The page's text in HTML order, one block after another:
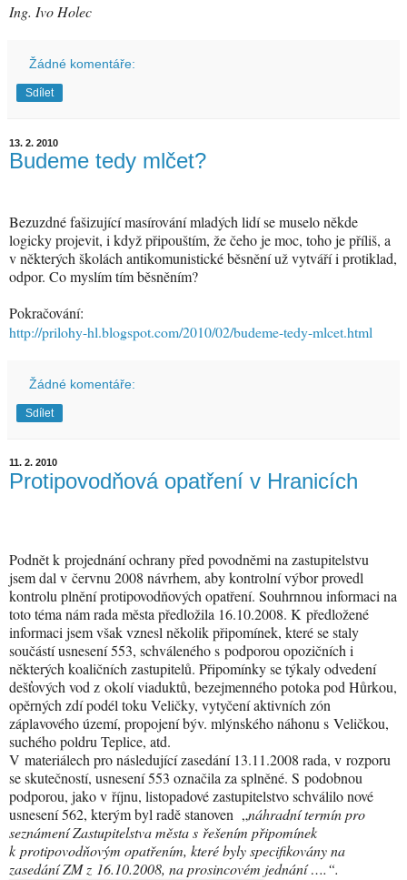
Ing. Ivo Holec
Žádné komentáře:
Sdílet
13. 2. 2010
Budeme tedy mlčet?
Bezuzdné fašizující masírování mladých lidí se muselo někde
logicky projevit, i když připouštím, že čeho je moc, toho je příliš, a
v některých školách antikomunistické běsnění už vytváří i protiklad,
odpor. Co myslím tím běsněním?
Pokračování:
http://prilohy-hl.blogspot.com/2010/02/budeme-tedy-mlcet.html
Žádné komentáře:
Sdílet
11. 2. 2010
Protipovodňová opatření v Hranicích
Podnět k projednání ochrany před povodněmi na zastupitelstvu
jsem dal v červnu 2008 návrhem, aby kontrolní výbor provedl
kontrolu plnění protipovodňových opatření. Souhrnnou informaci na
toto téma nám rada města předložila 16.10.2008. K předložené
informaci jsem však vznesl několik připomínek, které se staly
součástí usnesení 553, schváleného s podporou opozičních i
některých koaličních zastupitelů. Připomínky se týkaly odvedení
dešťových vod z okolí viaduktů, bezejmenného potoka pod Hůrkou,
opěrných zdí podél toku Veličky, vytyčení aktivních zón
záplavového území, propojení býv. mlýnského náhonu s Veličkou,
suchého poldru Teplice, atd.
V materiálech pro následující zasedání 13.11.2008 rada, v rozporu
se skutečností, usnesení 553 označila za splněné. S podobnou
podporou, jako v říjnu, listopadové zastupitelstvo schválilo nové
usnesení 562, kterým byl radě stanoven „náhradní termín pro
seznámení Zastupitelstva města s řešením připomínek
k protipovodňovým opatřením, které byly specifikovány na
zasedání ZM z 16.10.2008, na prosincovém jednání ….“.